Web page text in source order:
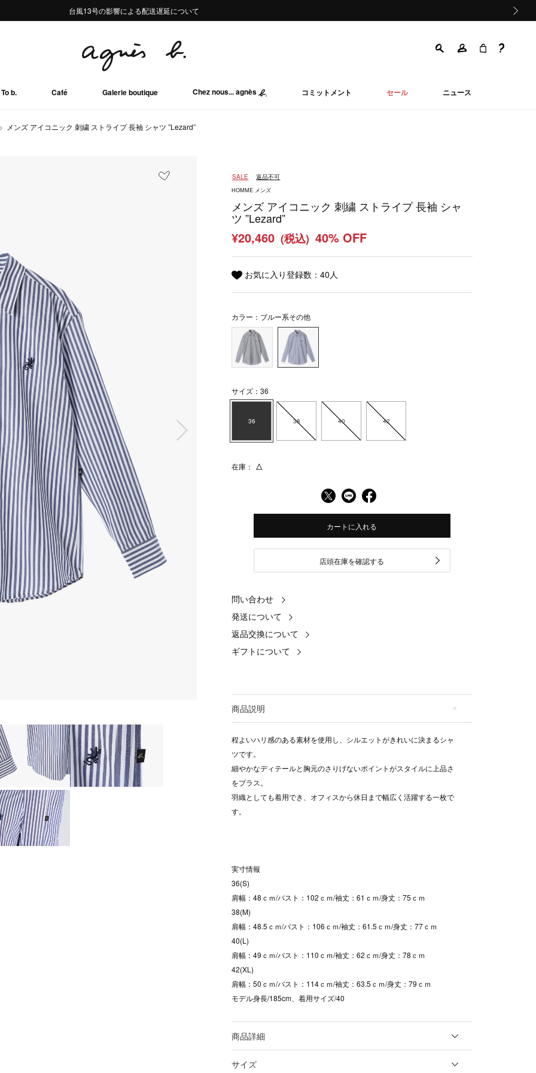
熊本地域地震の影響による配送遅延について
Summer Sale 2buy10%OFF!!
台風13号の影響による配送遅延について
熊本地域地震の影響による配送遅延について
Summer Sale 2buy10%OFF!!
To b. Café Galerie boutique Chez nous... agnès コミットメント セール ニュース
メンズ アイコニック 刺繍 ストライプ 長袖 シャツ ”Lezard”
SALE 返品不可
HOMME メンズ
メンズ アイコニック 刺繍 ストライプ 長袖 シャ
ツ ”Lezard”
¥20,460 (税込) 40% OFF
お気に入り登録数：40人
カラー：ブルー系その他
サイズ：36
36 38 40 42
在庫： △
カートに入れる
店頭在庫を確認する
問い合わせ
発送について
返品交換について
ギフトについて
商品説明
程よいハリ感のある素材を使用し、シルエットがきれいに決まるシャ
ツです。
細やかなディテールと胸元のさりげないポイントがスタイルに上品さ
をプラス。
羽織としても着用でき、オフィスから休日まで幅広く活躍する一枚で
す。
実寸情報
36(S)
肩幅：48ｃｍ/バスト：102ｃｍ/袖丈：61ｃｍ/身丈：75ｃｍ
38(M)
肩幅：48.5ｃｍ/バスト：106ｃｍ/袖丈：61.5ｃｍ/身丈：77ｃｍ
40(L)
肩幅：49ｃｍ/バスト：110ｃｍ/袖丈：62ｃｍ/身丈：78ｃｍ
42(XL)
肩幅：50ｃｍ/バスト：114ｃｍ/袖丈：63.5ｃｍ/身丈：79ｃｍ
モデル身長/185cm、着用サイズ/40
商品詳細
サイズ